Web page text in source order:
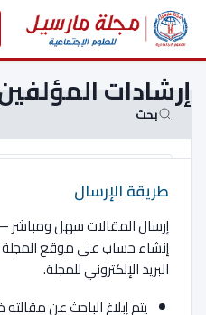
بحث
نشر مقالة
انضم إلى مجتمع المجلة
إرشادات
طريقة الإرسال
إرسال المقالات سهل ومباشر
إنشاء حساب على موقع المجلة
البريد الإلكتروني للمجلة.
يتم إبلاغ الباحث عن مقالته